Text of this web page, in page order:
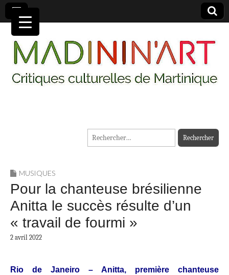
MADININ'ART
Rechercher :
MUSIQUES
Pour la chanteuse brésilienne
Anitta le succès résulte d’un
« travail de fourmi »
2 avril 2022
Rio de Janeiro – Anitta, première chanteuse